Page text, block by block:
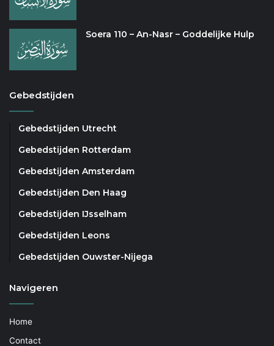
Soera 110 – An-Nasr – Goddelijke Hulp
Gebedstijden
Gebedstijden Utrecht
Gebedstijden Rotterdam
Gebedstijden Amsterdam
Gebedstijden Den Haag
Gebedstijden IJsselham
Gebedstijden Leons
Gebedstijden Ouwster-Nijega
Navigeren
Home
Contact